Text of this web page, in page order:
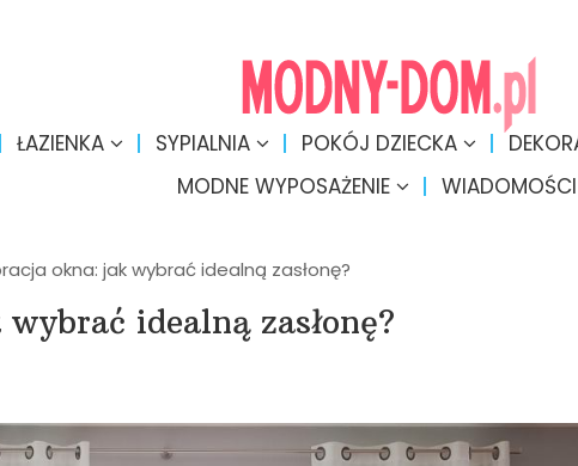
ŁAZIENKA SYPIALNIA POKÓJ DZIECKA
MODNE WYPOSAŻENIE
WIADOMOŚCI
okna: jak wybrać idealną zasłonę?
idealną zasłonę?